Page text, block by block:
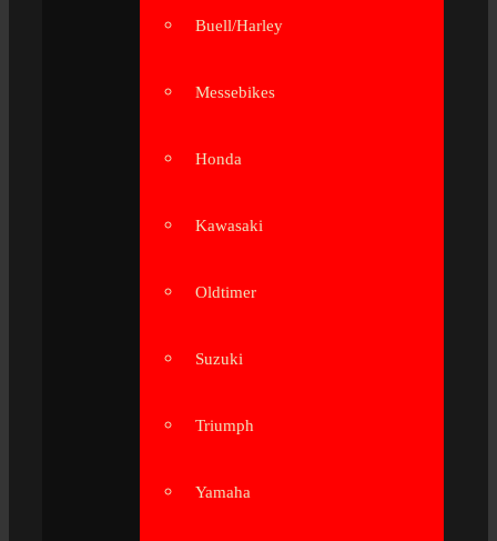
Buell/Harley
Messebikes
Honda
Kawasaki
Oldtimer
Suzuki
Triumph
Yamaha